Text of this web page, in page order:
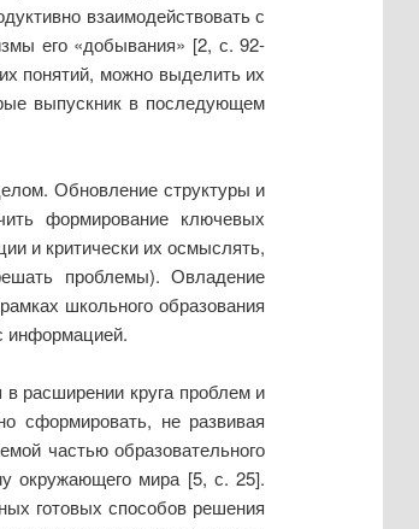
взаимодействовать с
его «добывания» [2, с. 92-
понятий, можно выделить их
выпускник в последующем
Обновление структуры и
формирование ключевых
и критически их осмыслять,
проблемы). Овладение
школьного образования
информацией.
расширении круга проблем и
сформировать, не развивая
частью образовательного
окружающего мира [5, с. 25].
готовых способов решения